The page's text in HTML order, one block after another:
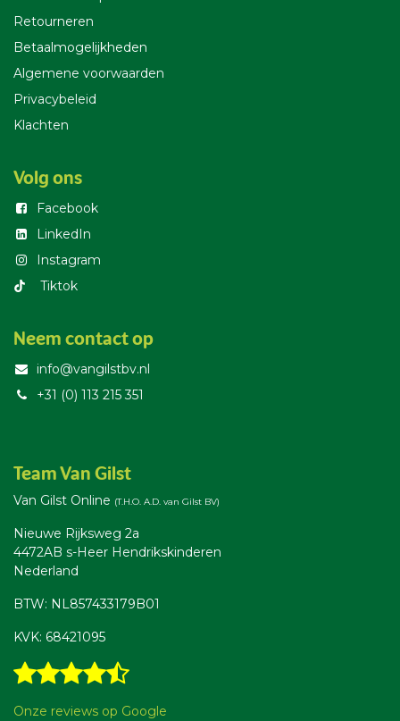
Retourneren
Betaalmogelijkheden
Algemene voorwaarden
Privacybeleid
Klachten
Volg ons
Facebook
LinkedIn
Instagram
T​iktok
Neem contact op
info@vangilstbv.nl
+31 (0) 113 215 351
Team Van Gilst
Van Gilst Online (T.H.O. A.D. van Gilst BV)
Nieuwe Rijksweg 2a
4472AB s-Heer Hendrikskinderen
Nederland
BTW: NL857433179B01
KVK: 68421095
Onze reviews op Google